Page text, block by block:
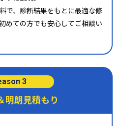
で、診断結果をもとに最適な修
めての方でも安心してご相談い
3
明朗見積もり